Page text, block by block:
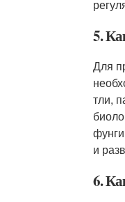
5.
Для
тли,
и
6.